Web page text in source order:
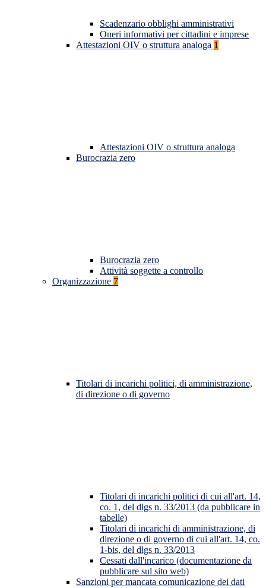
Scadenzario obblighi amministrativi
Oneri informativi per cittadini e imprese
Attestazioni OIV o struttura analoga 1
Attestazioni OIV o struttura analoga
Burocrazia zero
Burocrazia zero
Attività soggette a controllo
Organizzazione 7
Titolari di incarichi politici, di amministrazione,
di direzione o di governo
Titolari di incarichi politici di cui all'art. 14,
co. 1, del dlgs n. 33/2013 (da pubblicare in
tabelle)
Titolari di incarichi di amministrazione, di
direzione o di governo di cui all'art. 14, co.
1-bis, del dlgs n. 33/2013
Cessati dall'incarico (documentazione da
pubblicare sul sito web)
Sanzioni per mancata comunicazione dei dati